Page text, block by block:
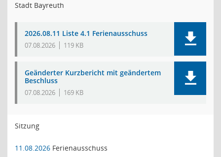
Stadt Bayreuth
2026.08.11 Liste 4.1 Ferienausschuss
07.08.2026 119 KB
Geänderter Kurzbericht mit geändertem
Beschluss
07.08.2026 169 KB
Sitzung
11.08.2026 Ferienausschuss